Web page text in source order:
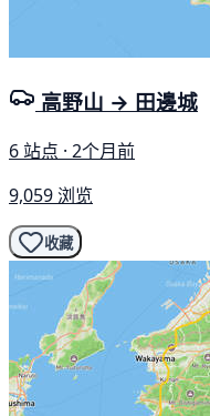
高野山 → 田邊城
6 站点 · 2个月前
9,059 浏览
收藏